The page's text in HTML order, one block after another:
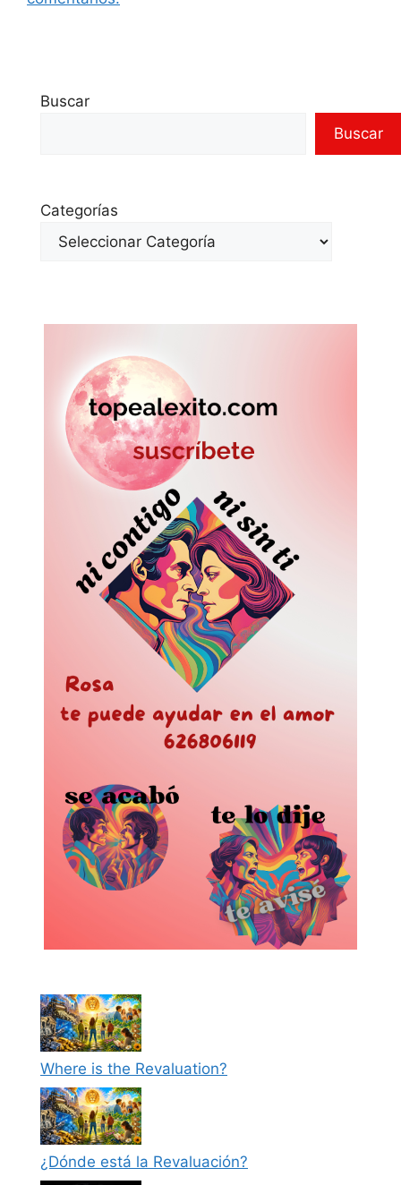
Buscar
Buscar
Categorías
Where is the Revaluation?
¿Dónde está la Revaluación?